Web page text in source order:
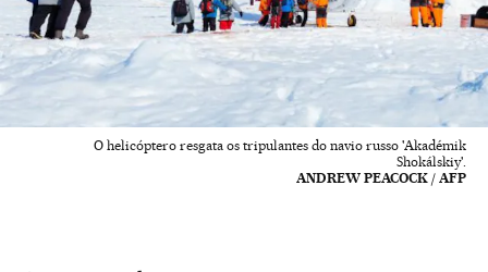
O helicóptero resgata os tripulantes do navio russo 'Akadémik
Shokálskiy'.
ANDREW PEACOCK / AFP